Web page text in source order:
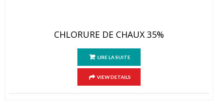
CHLORURE DE CHAUX 35%
LIRE LA SUITE
VIEW DETAILS